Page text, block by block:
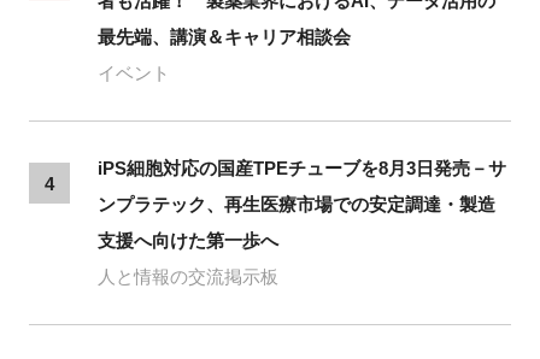
最先端、講演＆キャリア相談会
イベント
4
iPS細胞対応の国産TPEチューブを8月3日発売－サ
ンプラテック、再生医療市場での安定調達・製造
支援へ向けた第一歩へ
人と情報の交流掲示板